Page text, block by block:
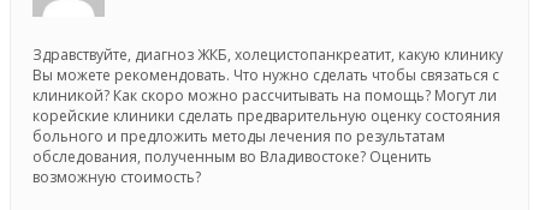
Здравствуйте, диагноз ЖКБ, холецистопанкреатит, какую клинику
Вы можете рекомендовать. Что нужно сделать чтобы связаться с
клиникой? Как скоро можно рассчитывать на помощь? Могут ли
корейские клиники сделать предварительную оценку состояния
больного и предложить методы лечения по результатам
обследования, полученным во Владивостоке? Оценить
возможную стоимость?